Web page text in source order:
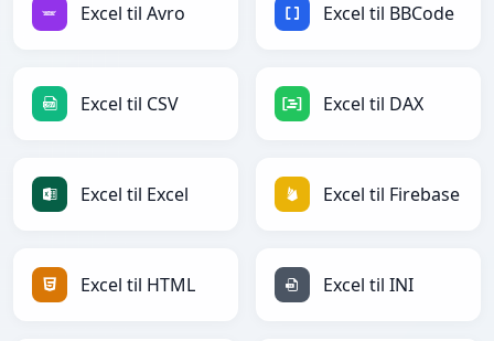
Excel til Avro Excel til BBCode
Excel til CSV Excel til DAX
Excel til Excel Excel til Firebase
Excel til HTML Excel til INI